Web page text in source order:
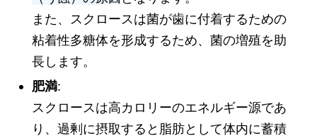
また、スクロースは菌が歯に付着するための
粘着性多糖体を形成するため、菌の増殖を助
長します。
肥満:
スクロースは高カロリーのエネルギー源であ
り、過剰に摂取すると脂肪として体内に蓄積